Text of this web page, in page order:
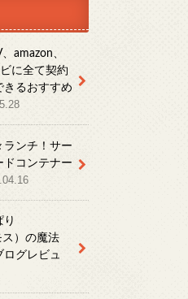
amazon、
に全て契約
きるおすすめ
ランチ！サー
ドコンテナー
ス）の魔法
グレビュ